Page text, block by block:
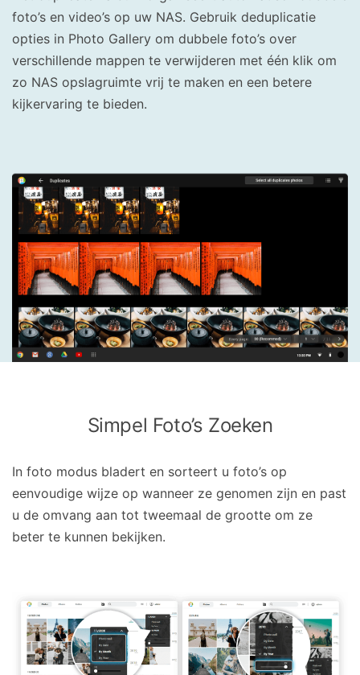
foto’s en video’s op uw NAS. Gebruik deduplicatie
opties in Photo Gallery om dubbele foto’s over
verschillende mappen te verwijderen met één klik om
zo NAS opslagruimte vrij te maken en een betere
kijkervaring te bieden.
Simpel Foto’s Zoeken
In foto modus bladert en sorteert u foto’s op
eenvoudige wijze op wanneer ze genomen zijn en past
u de omvang aan tot tweemaal de grootte om ze
beter te kunnen bekijken.